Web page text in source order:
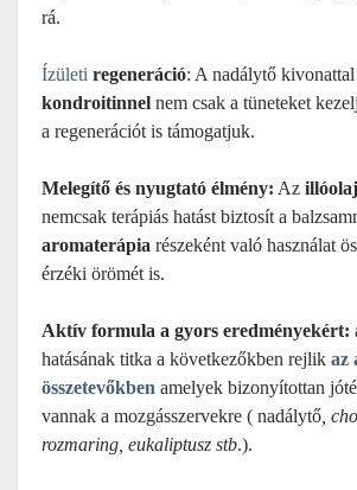
rá.
Ízületi regeneráció: A nadálytő kivonattal
kondroitinnel nem csak a tüneteket
a regenerációt is támogatjuk.
Melegítő és nyugtató élmény: Az
nemcsak terápiás hatást biztosít a
aromaterápia részeként való használat
érzéki örömét is.
Aktív formula a gyors eredményekért:
hatásának titka a következőkben rejlik az
összetevőkben amelyek bizonyítottan
vannak a mozgásszervekre ( nadálytő ,
rozmaring, eukaliptusz stb.).